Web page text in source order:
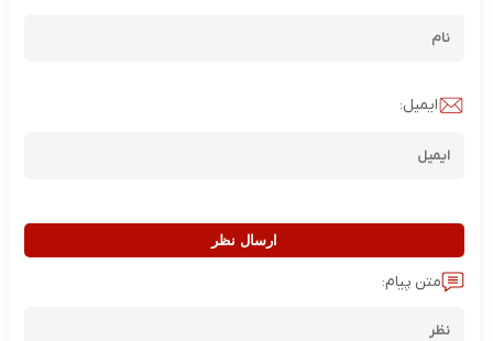
ایمیل:
ارسال نظر
متن پیام: